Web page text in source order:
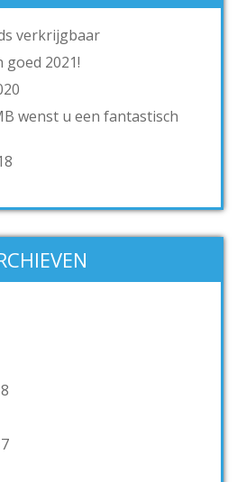
verkrijgbaar
goed 2021!
wenst u een fantastisch